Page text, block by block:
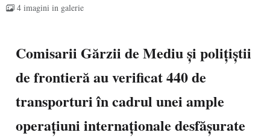
4 imagini in galerie
Comisarii Gărzii de Mediu și polițiștii
de frontieră au verificat 440 de
transporturi în cadrul unei ample
operațiuni internaționale desfășurate